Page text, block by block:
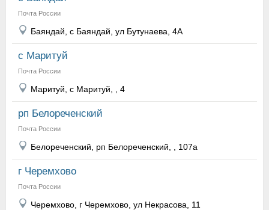
Почта России
Баяндай, с Баяндай, ул Бутунаева, 4А
с Маритуй
Почта России
Маритуй, с Маритуй, , 4
рп Белореченский
Почта России
Белореченский, рп Белореченский, , 107а
г Черемхово
Почта России
Черемхово, г Черемхово, ул Некрасова, 11